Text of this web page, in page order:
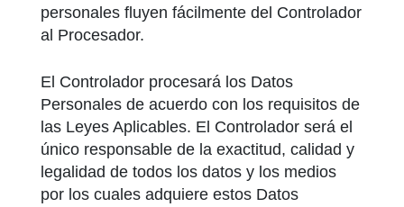
personales fluyen fácilmente del Controlador
al Procesador.
El Controlador procesará los Datos
Personales de acuerdo con los requisitos de
las Leyes Aplicables. El Controlador será el
único responsable de la exactitud, calidad y
legalidad de todos los datos y los medios
por los cuales adquiere estos Datos